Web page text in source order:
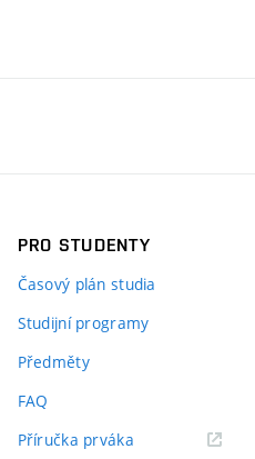
PRO STUDENTY
Časový plán studia
Studijní programy
Předměty
FAQ
Příručka prváka(externí